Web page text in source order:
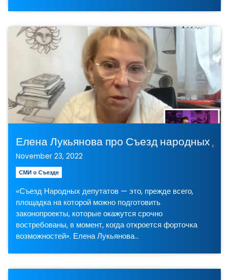
Елена Лукьянова про Съезд народных
November 23, 2022
СМИ о Съезде
«Съезд Народных депутатов — это, прежде всего,
площадка на которой можно подготовить
законопроекты, которые окажутся срочно
востребованы, в момент, когда откроется форточка
возможностей». Елена Лукьянова…